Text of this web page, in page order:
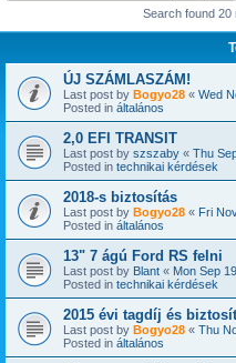
Search found 20
ÚJ SZÁMLASZÁM!
Last post by Bogyo28 « Wed
Posted in általános
2,0 EFI TRANSIT
Last post by szszaby « Thu
Posted in technikai kérdések
2018-s biztosítás
Last post by Bogyo28 « Fri
Posted in általános
13" 7 ágú Ford RS felni
Last post by Blant « Mon Sep
Posted in technikai kérdések
2015 évi tagdíj és
Last post by Bogyo28 « Thu
Posted in általános